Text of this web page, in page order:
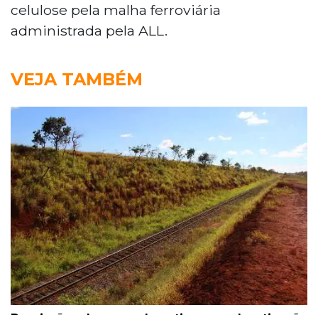
celulose pela malha ferroviária
administrada pela ALL.
VEJA TAMBÉM